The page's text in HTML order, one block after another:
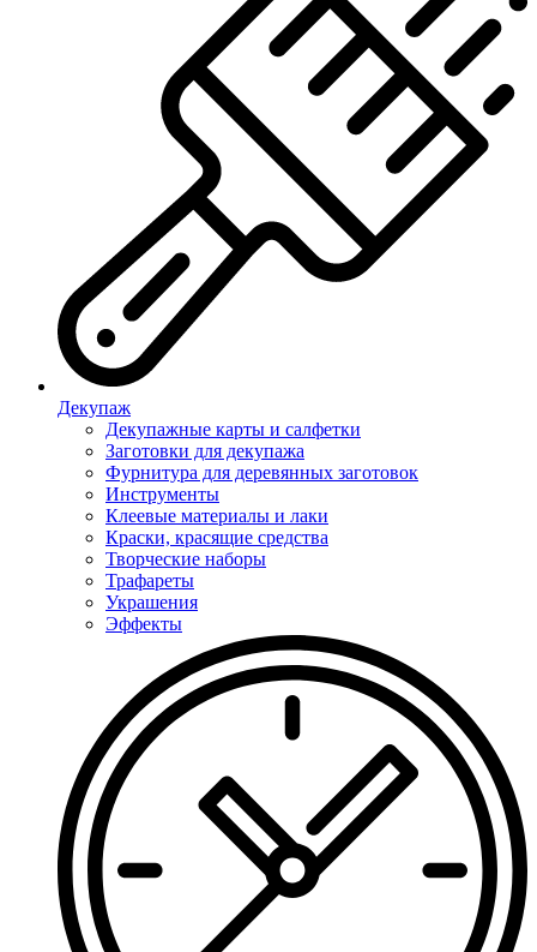
Декупаж
Декупажные карты и салфетки
Заготовки для декупажа
Фурнитура для деревянных заготовок
Инструменты
Клеевые материалы и лаки
Краски, красящие средства
Творческие наборы
Трафареты
Украшения
Эффекты